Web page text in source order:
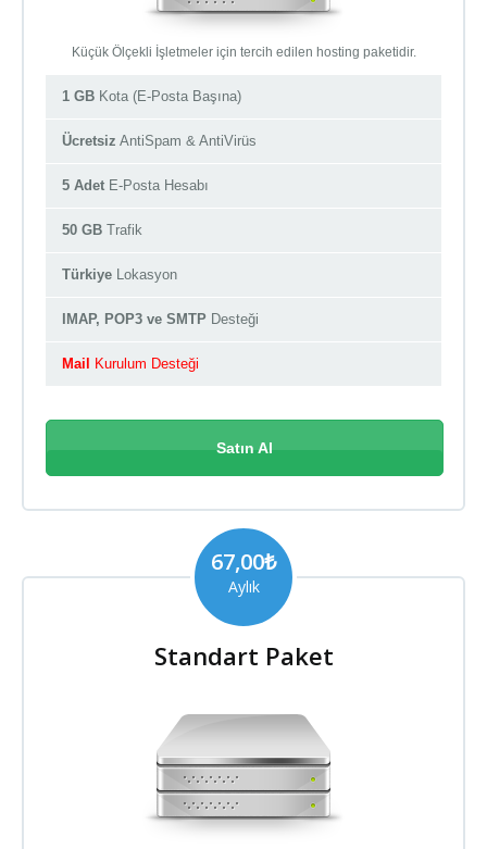
Satın Al
Küçük Ölçekli İşletmeler için tercih edilen hosting paketidir.
1 GB Kota (E-Posta Başına)
Ücretsiz AntiSpam & AntiVirüs
5 Adet E-Posta Hesabı
50 GB Trafik
Türkiye Lokasyon
IMAP, POP3 ve SMTP Desteği
Mail Kurulum Desteği
67,00₺
Aylık
Standart Paket